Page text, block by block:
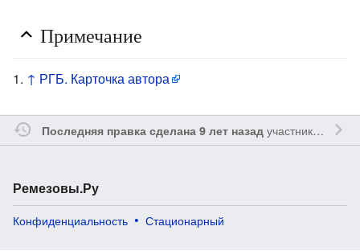
Примечание
↑ РГБ. Карточка автора
Последняя правка сделана 9 лет назадучастником
Ремезовы.Ру
Конфиденциальность Стационарный